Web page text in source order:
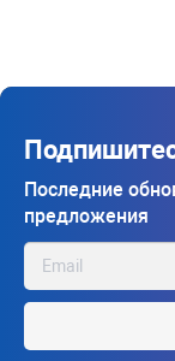
Последние
предложения